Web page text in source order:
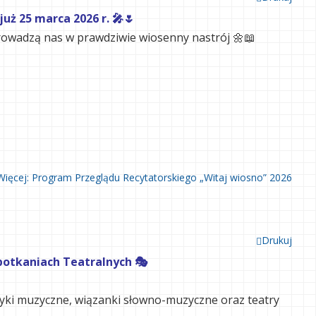
25 marca 2026 r. 🎤🌷
nas w prawdziwie wiosenny nastrój 🌼📖
Program Przeglądu Recytatorskiego „Witaj wiosno” 2026
Drukuj
Teatralnych 🎭
muzyczne, wiązanki słowno-muzyczne oraz teatry